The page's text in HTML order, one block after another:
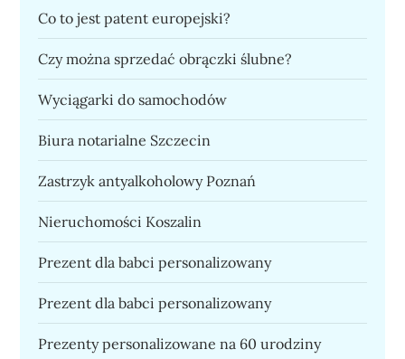
Co to jest patent europejski?
Czy można sprzedać obrączki ślubne?
Wyciągarki do samochodów
Biura notarialne Szczecin
Zastrzyk antyalkoholowy Poznań
Nieruchomości Koszalin
Prezent dla babci personalizowany
Prezent dla babci personalizowany
Prezenty personalizowane na 60 urodziny